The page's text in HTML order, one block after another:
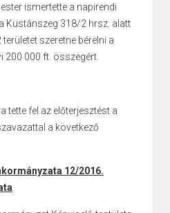
ismertette a napirendi
Kustánszeg 318/2 hrsz. alatt
szeretne bérelni a
200 000 ft. összegért.
tette fel az előterjesztést a
a következő
12/2016.